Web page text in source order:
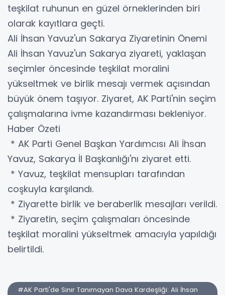
teşkilat ruhunun en güzel örneklerinden biri
olarak kayıtlara geçti.
Ali İhsan Yavuz'un Sakarya Ziyaretinin Önemi
Ali İhsan Yavuz'un Sakarya ziyareti, yaklaşan
seçimler öncesinde teşkilat moralini
yükseltmek ve birlik mesajı vermek açısından
büyük önem taşıyor. Ziyaret, AK Parti'nin seçim
çalışmalarına ivme kazandırması bekleniyor.
Haber Özeti
* AK Parti Genel Başkan Yardımcısı Ali İhsan
Yavuz, Sakarya İl Başkanlığı'nı ziyaret etti.
* Yavuz, teşkilat mensupları tarafından
coşkuyla karşılandı.
* Ziyarette birlik ve beraberlik mesajları verildi.
* Ziyaretin, seçim çalışmaları öncesinde
teşkilat moralini yükseltmek amacıyla yapıldığı
belirtildi.
#AK Parti'de Sınır Tanımayan Dava Kardeşliği: Ali İhsan